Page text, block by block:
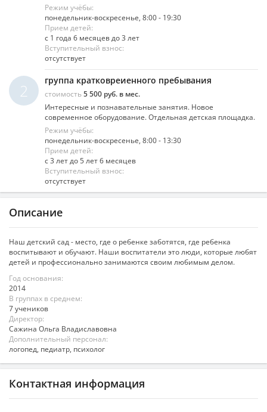
Режим учёбы:
понедельник-воскресенье, 8:00 - 19:30
Прием детей:
с 1 года 6 месяцев до 3 лет
Вступительный взнос:
отсутствует
2
группа кратковреиенного пребывания
стоимость5 500 руб. в мес.
Интересные и познавательные занятия. Новое
современное оборудование. Отдельная детская площадка.
Режим учёбы:
понедельник-воскресенье, 8:00 - 13:30
Прием детей:
с 3 лет до 5 лет 6 месяцев
Вступительный взнос:
отсутствует
Описание
Наш детский сад - место, где о ребенке заботятся, где ребенка
воспитывают и обучают. Наши воспитатели это люди, которые любят
детей и профессионально занимаются своим любимым делом.
Год основания:
2014
В группах в среднем:
7 учеников
Директор:
Сажина Ольга Владиславовна
Дополнительный персонал:
логопед, педиатр, психолог
Контактная информация